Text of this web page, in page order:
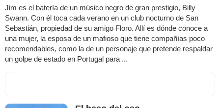
Jim es el batería de un músico negro de gran prestigio, Billy
Swann. Con él toca cada verano en un club nocturno de San
Sebastián, propiedad de su amigo Floro. Allí es dónde conoce a
una mujer, la esposa de un mafioso que tiene compañías poco
recomendables, como la de un personaje que pretende respaldar
un golpe de estado en Portugal para ...